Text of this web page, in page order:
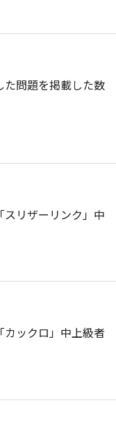
問題を掲載した数
リザーリンク」中
ックロ」中上級者